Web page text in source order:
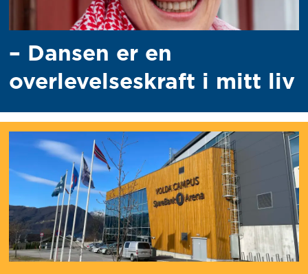
– Dansen er en
overlevelseskraft i mitt liv